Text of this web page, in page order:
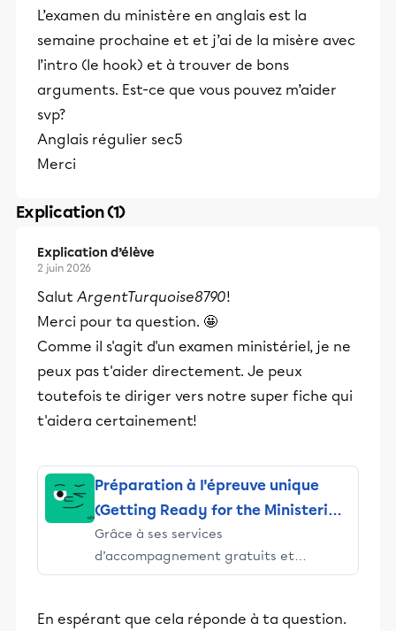
L’examen du ministère en anglais est la
semaine prochaine et et j’ai de la misère avec
l’intro (le hook) et à trouver de bons
arguments. Est-ce que vous pouvez m’aider
svp?
Anglais régulier sec5
Merci
Explication (1)
Explication d’élève
2 juin 2026
Salut ArgentTurquoise8790!
Merci pour ta question. 🤩
Comme il s'agit d'un examen ministériel, je ne
peux pas t'aider directement. Je peux
toutefois te diriger vers notre super fiche qui
t'aidera certainement!
Préparation à l'épreuve unique
(Getting Ready for the Ministerial
Exams)
Grâce à ses services
d’accompagnement gratuits et
stimulants, Alloprof engage les élèves
éducative.
En espérant que cela réponde à ta question.